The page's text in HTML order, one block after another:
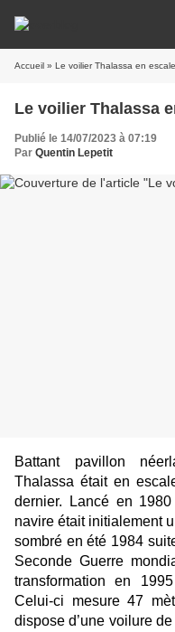
Accueil » Le voilier Thalassa en
Le voilier Thalassa
Publié le 14/07/2023 à 07:19
Par Quentin Lepetit
Battant pavillon
Thalassa était en
dernier. Lancé en
navire était initialement
sombré en été 1984
Seconde Guerre
transformation en
Celui-ci mesure 47
dispose d’une voilure